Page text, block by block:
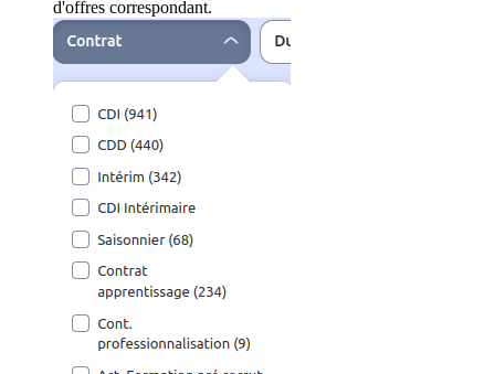
d'offres correspondant.